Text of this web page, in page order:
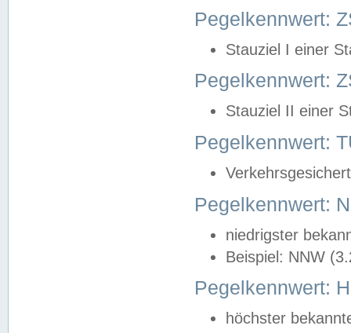
Pegelkennwert:
Stauziel I einer
Pegelkennwert:
Stauziel II einer
Pegelkennwert:
Pegelkennwert:
niedrigster
Beispiel: NNW
Pegelkennwert:
höchster